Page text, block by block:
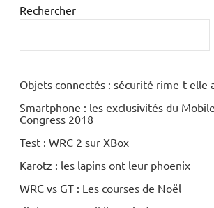
Inclassables
Rechercher
Objets connectés : sécurité rime-t-elle
Smartphone : les exclusivités du
Congress 2018
Test : WRC 2 sur XBox
Karotz : les lapins ont leur phoenix
WRC vs GT : Les courses de Noël